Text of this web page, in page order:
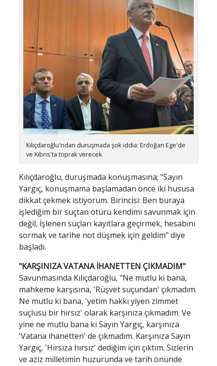
Kılıçdaroğlu'ndan duruşmada şok iddia: Erdoğan Ege'de
ve Kıbrıs'ta toprak verecek
Kılıçdaroğlu, duruşmada konuşmasına; "Sayın
Yargıç, konuşmama başlamadan önce iki hususa
dikkat çekmek istiyorum. Birincisi: Ben buraya
işlediğim bir suçtan ötürü kendimi savunmak için
değil, İşlenen suçları kayıtlara geçirmek, hesabını
sormak ve tarihe not düşmek için geldim" diye
başladı.
"KARŞINIZA VATANA İHANETTEN ÇIKMADIM"
Savunmasında Kılıçdaroğlu, "Ne mutlu ki bana,
mahkeme karşısına, 'Rüşvet suçundan' çıkmadım.
Ne mutlu ki bana, 'yetim hakkı yiyen zimmet
suçlusu bir hırsız' olarak karşınıza çıkmadım. Ve
yine ne mutlu bana ki Sayın Yargıç, karşınıza
'Vatana ihanetten' de çıkmadım. Karşınıza Sayın
Yargıç, 'Hırsıza hırsız' dediğim için çıktım. Sizlerin
ve aziz milletimin huzurunda ve tarih önünde